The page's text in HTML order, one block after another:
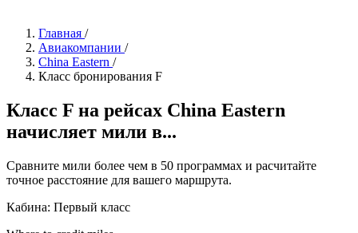
Главная /
Авиакомпании /
China Eastern /
Класс бронирования F
Класс F на рейсах China Eastern
начисляет мили в...
Сравните мили более чем в 50 программах и расчитайте
точное расстояние для вашего маршрута.
Кабина: Первый класс